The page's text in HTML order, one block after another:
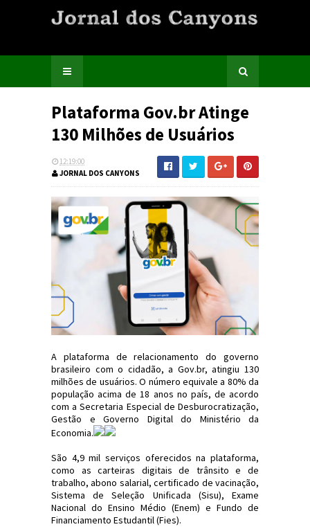
Plataforma Gov.br Atinge
130 Milhões de Usuários
12:19:00
JORNAL DOS CANYONS
A plataforma de relacionamento do governo
brasileiro com o cidadão, a Gov.br, atingiu 130
milhões de usuários. O número equivale a 80% da
população acima de 18 anos no país, de acordo
com a Secretaria Especial de Desburocratização,
Gestão e Governo Digital do Ministério da
Economia.
São 4,9 mil serviços oferecidos na plataforma,
como as carteiras digitais de trânsito e de
trabalho, abono salarial, certificado de vacinação,
Sistema de Seleção Unificada (Sisu), Exame
Nacional do Ensino Médio (Enem) e Fundo de
Financiamento Estudantil (Fies).